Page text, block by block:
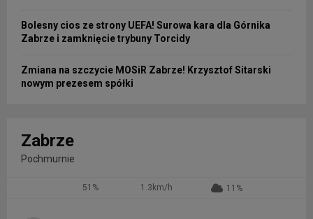
Bolesny cios ze strony UEFA! Surowa kara dla Górnika
Zabrze i zamknięcie trybuny Torcidy
Zmiana na szczycie MOSiR Zabrze! Krzysztof Sitarski
nowym prezesem spółki
Zabrze
Pochmurnie
51% 1.3km/h 11%